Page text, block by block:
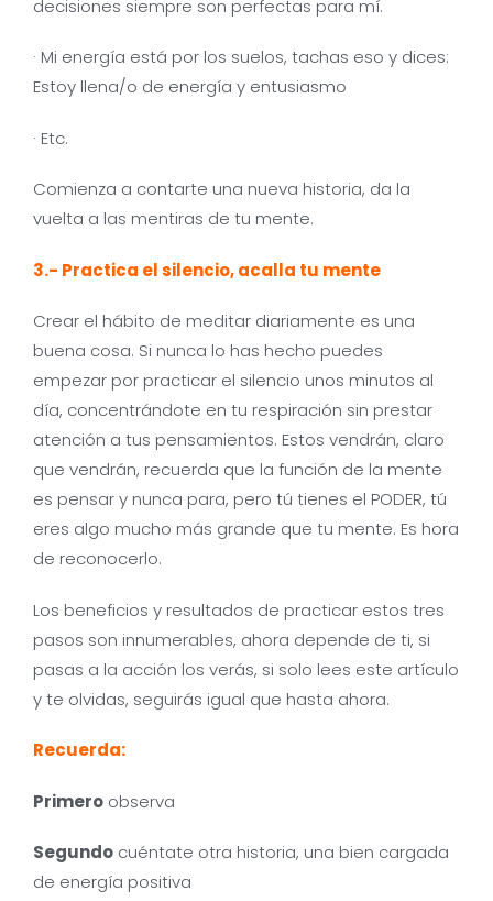
decisiones siempre son perfectas para mí.
· Mi energía está por los suelos, tachas eso y dices:
Estoy llena/o de energía y entusiasmo
· Etc.
Comienza a contarte una nueva historia, da la
vuelta a las mentiras de tu mente.
3.- Practica el silencio, acalla tu mente
Crear el hábito de meditar diariamente es una
buena cosa. Si nunca lo has hecho puedes
empezar por practicar el silencio unos minutos al
día, concentrándote en tu respiración sin prestar
atención a tus pensamientos. Estos vendrán, claro
que vendrán, recuerda que la función de la mente
es pensar y nunca para, pero tú tienes el PODER, tú
eres algo mucho más grande que tu mente. Es hora
de reconocerlo.
Los beneficios y resultados de practicar estos tres
pasos son innumerables, ahora depende de ti, si
pasas a la acción los verás, si solo lees este artículo
y te olvidas, seguirás igual que hasta ahora.
Recuerda:
Primero observa
Segundo cuéntate otra historia, una bien cargada
de energía positiva